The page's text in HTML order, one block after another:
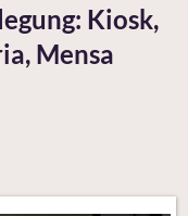
Kiosk,
Mensa